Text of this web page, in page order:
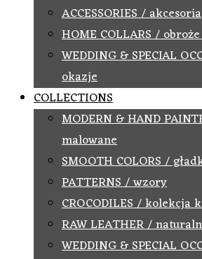
ACCESSORIES / akcesoria
HOME COLLARS /
WEDDING & SPECIAL
okazje
COLLECTIONS
MODERN & HAND
malowane
SMOOTH COLORS /
PATTERNS / wzory
CROCODILES / kolekcja
RAW LEATHER /
WEDDING & SPECIAL